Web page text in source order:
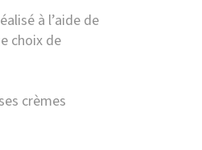
à l’aide de
choix de
crèmes